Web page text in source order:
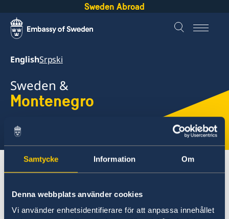
Samtycke Information Om
Denna webbplats använder cookies
Vi använder enhetsidentifierare för att anpassa innehållet
Sweden Abroad
EnglishSrpski
Sweden &
Montenegro
Select
here